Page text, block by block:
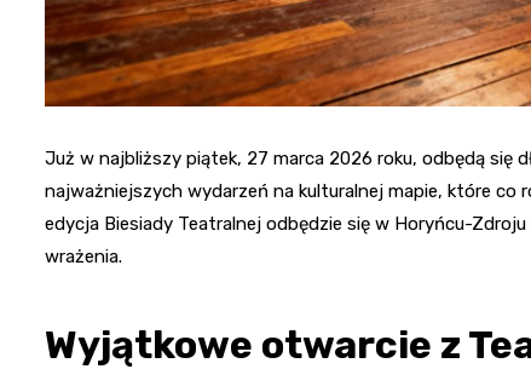
Już w najbliższy piątek, 27 marca 2026 roku, odbędą się
najważniejszych wydarzeń na kulturalnej mapie, które co
edycja Biesiady Teatralnej odbędzie się w Horyńcu-
wrażenia.
Wyjątkowe otwarcie z